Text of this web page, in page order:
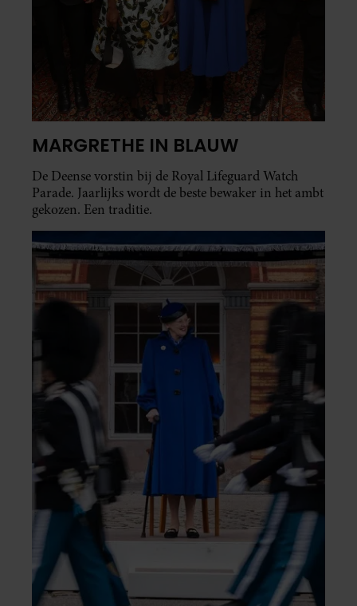
MARGRETHE IN BLAUW
De Deense vorstin bij de Royal Lifeguard Watch
Parade. Jaarlijks wordt de beste bewaker in het ambt
gekozen. Een traditie.